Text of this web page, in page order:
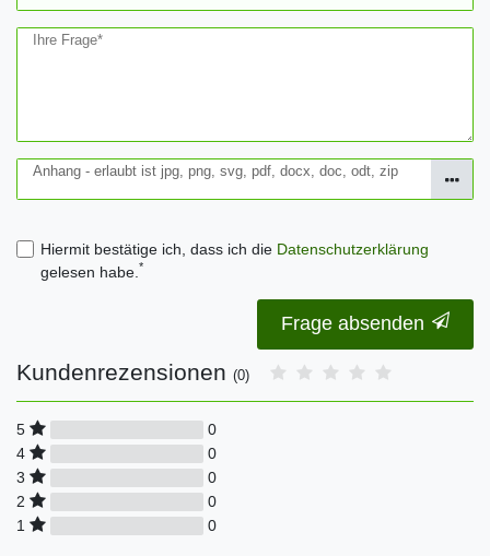
Ihre Frage*
Anhang - erlaubt ist jpg, png, svg, pdf, docx, doc, odt, zip
Hiermit bestätige ich, dass ich die Daten­schutz­erklärung
gelesen habe. *
Frage absenden
Kundenrezensionen (0)
5
0
4
0
3
0
2
0
1
0